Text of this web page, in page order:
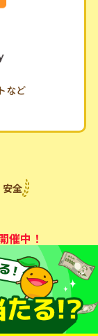
など
全
催中！